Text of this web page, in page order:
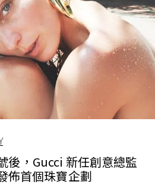
後，Gucci 新任創意總監
佈首個珠寶企劃